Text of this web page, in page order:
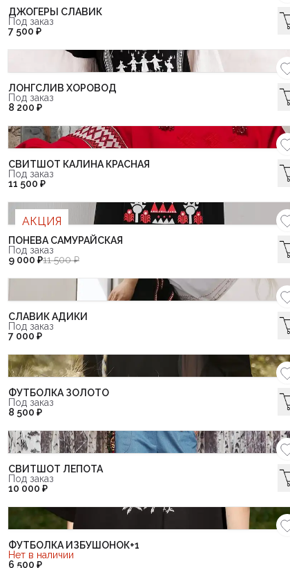
ДЖОГЕРЫ СЛАВИК
Под заказ
7 500 ₽
ЛОНГСЛИВ ХОРОВОД
Под заказ
8 200 ₽
СВИТШОТ КАЛИНА КРАСНАЯ
Под заказ
11 500 ₽
АКЦИЯ
ПОНЕВА САМУРАЙСКАЯ
Под заказ
9 000 ₽11 500 ₽
СЛАВИК АДИКИ
Под заказ
7 000 ₽
ФУТБОЛКА ЗОЛОТО
Под заказ
8 500 ₽
СВИТШОТ ЛЕПОТА
Под заказ
10 000 ₽
ФУТБОЛКА ИЗБУШОНОК+1
Нет в наличии
6 500 ₽